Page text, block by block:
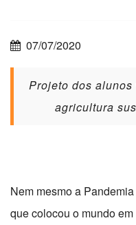
07/07/2020
Projeto dos
agricultura
Nem mesmo a
que colocou o mundo